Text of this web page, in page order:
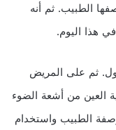
الطبيب. ثم أنه
هذا اليوم.
ثم على المريض
العين من أشعة الضوء
الطبيب واستخدام